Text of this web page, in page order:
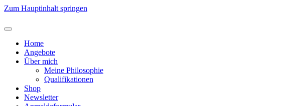
Zum Hauptinhalt springen
Home
Angebote
Über mich
Meine Philosophie
Qualifikationen
Shop
Newsletter